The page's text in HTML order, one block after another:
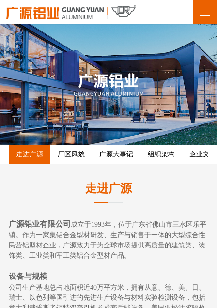
走进广源 厂区风貌 广源大事记 组织架构 企业文化
走进广源
广源铝业有限公司 成立于1993年，位于广东省佛山市三水区乐平
镇。作为一家集铝合金型材研发、生产与销售于一体的大型综合性
民营铝型材企业，广源致力于为全球市场提供高质量的建筑类、装
饰类、工业类和军工类铝合金型材产品。
设备与规模
公司生产基地总占地面积近40万平方米，拥有从意、德、美、日、
瑞士、以色列等国引进的先进生产设备与材料实验检测设备，包括